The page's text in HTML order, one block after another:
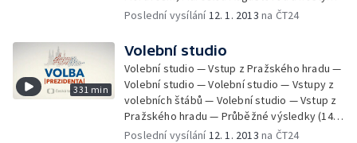
z řad politiků, sympatizantů, sociologů,
Poslední vysílání12. 1. 2013 na ČT24
331 min
Volební studio
Volební studio — Vstup z Pražského hradu —
Volební studio — Volební studio — Vstupy z
volebních štábů — Volební studio — Vstup z
Pražského hradu — Průběžné výsledky (14
%) — Volební studio — Průběžné výsledky
Poslední vysílání12. 1. 2013 na ČT24